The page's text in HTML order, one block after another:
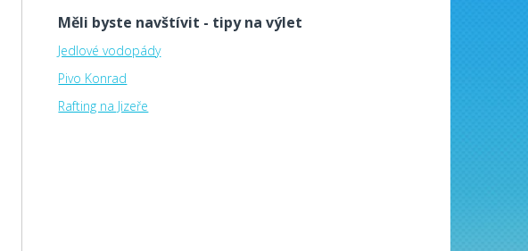
Měli byste navštívit - tipy na výlet
Jedlové vodopády
Pivo Konrad
Rafting na Jizeře